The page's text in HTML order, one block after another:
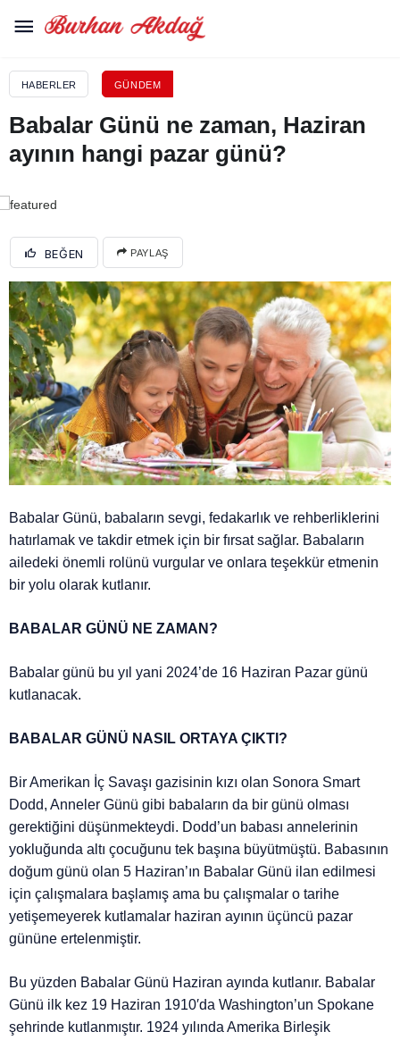
HABERLER GÜNDEM
Babalar Günü ne zaman, Haziran
ayının hangi pazar günü?
BEĞEN PAYLAŞ
Babalar Günü, babaların sevgi, fedakarlık ve rehberliklerini
hatırlamak ve takdir etmek için bir fırsat sağlar. Babaların
ailedeki önemli rolünü vurgular ve onlara teşekkür etmenin
bir yolu olarak kutlanır.
BABALAR GÜNÜ NE ZAMAN?
Babalar günü bu yıl yani 2024’de 16 Haziran Pazar günü
kutlanacak.
BABALAR GÜNÜ NASIL ORTAYA ÇIKTI?
Bir Amerikan İç Savaşı gazisinin kızı olan Sonora Smart
Dodd, Anneler Günü gibi babaların da bir günü olması
gerektiğini düşünmekteydi. Dodd’un babası annelerinin
yokluğunda altı çocuğunu tek başına büyütmüştü. Babasının
doğum günü olan 5 Haziran’ın Babalar Günü ilan edilmesi
için çalışmalara başlamış ama bu çalışmalar o tarihe
yetişemeyerek kutlamalar haziran ayının üçüncü pazar
gününe ertelenmiştir.
Bu yüzden Babalar Günü Haziran ayında kutlanır. Babalar
Günü ilk kez 19 Haziran 1910′da Washington’un Spokane
şehrinde kutlanmıştır. 1924 yılında Amerika Birleşik